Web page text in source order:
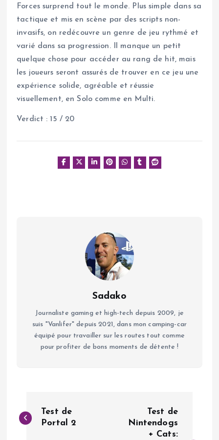
Forces surprend tout le monde. Plus simple dans sa
tactique et mis en scène par des scripts non-
invasifs, on redécouvre un genre de jeu rythmé et
varié dans sa progression. Il manque un petit
quelque chose pour accéder au rang de hit, mais
les joueurs seront assurés de trouver en ce jeu une
expérience solide, agréable et réussie
visuellement, en Solo comme en Multi.
Verdict : 15 / 20
Sadako
Journaliste gaming et high-tech depuis 2009, je
suis "Vanlifer" depuis 2021, dans mon camping-car
équipé pour travailler sur les routes tout comme
pour profiter de bons moments de détente !
a
Test de
Portal 2
Test de
Nintendogs
+ Cats: